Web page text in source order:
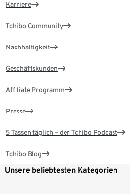
Karriere
Tchibo Community
Nachhaltigkeit
Geschäftskunden
Affiliate Programm
Presse
5 Tassen täglich – der Tchibo Podcast
Tchibo Blog
Unsere beliebtesten Kategorien